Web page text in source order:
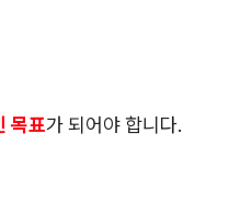
목표가 되어야 합니다.